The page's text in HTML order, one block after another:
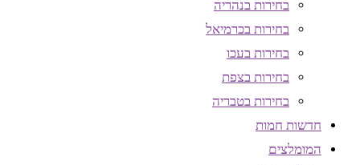
בחירות בנהריה
בחירות בכרמיאל
בחירות בעכו
בחירות בצפת
בחירות בטבריה
חדשות חמות
המומלצים